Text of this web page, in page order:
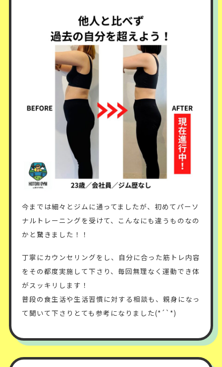
今までは細々とジムに通ってましたが、初めてパーソ
ナルトレーニングを受けて、こんなにも違うものなの
かと驚きました！！
丁寧にカウンセリングをし、自分に合った筋トレ内容
をその都度実施して下さり、毎回無理なく運動でき体
がスッキリします！
普段の食生活や生活習慣に対する相談も、親身になっ
て聞いて下さりとても参考になりました(*´`*)